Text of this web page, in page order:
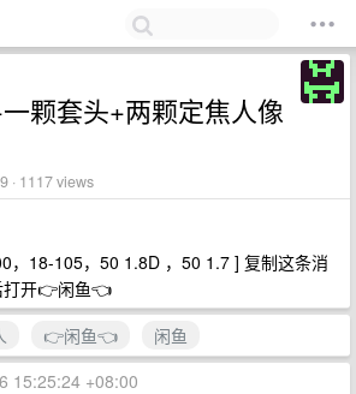
颗套头+两颗定焦人像
· 1117 views
，18-105，50 1.8D ，50 1.7 ] 复制这条消
打开👉闲鱼👈
👉闲鱼👈
闲鱼
15:25:24 +08:00